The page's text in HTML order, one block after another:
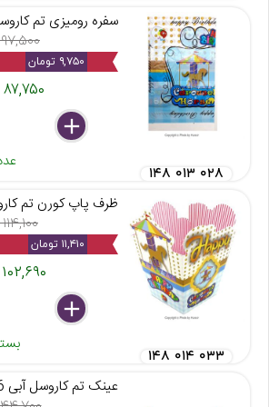
سفره رومیزی تم
۹۷,۵۰۰ تومان
۹,۷۵۰ تومان
۸۷,۷۵۰ تومان
delete
remove
add
۱۴۸ ۰۱۳ ۰۲۸
ظرف پاپ کورن تم کاروسل
۱۱۴,۱۰۰ تومان
۱۱,۴۱۰ تومان
۱۰۲,۶۹۰ تومان
delete
remove
add
۱۴۸ ۰۱۴ ۰۳۳
عینک تم کاروسل آبی 6 عددی